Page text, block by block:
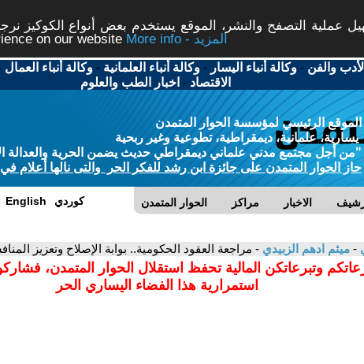
عملية التصفح والنشر، الموقع يستخدم بعض أنواع الكوكيز
on our website
More info - المزيد
والفن -وكالة أنباء اليسار -وكالة أنباء العلمانية -وكالة أنباء العمال
الاقتصاد - اخبار الطب والعلوم
الموقع الرئيسي لمؤسسة الحوار المتمدن
يسارية، علمانية، ديمقراطية، تطوعية وغير ربحية
"من أجل مجتمع مدني علماني ديمقراطي حديث يضمن الحرية والعدالة
حاز الحوار المتمدن على جائزة ابن رشد للفكر الحر والتى نالها أعلام في
الحوار المتمدن مراكز الاخبار English كوردي
- ميثم ادهم الزبيدي - مراجعة العقود الحكومية.. بوابة الإصلاح وتعزيز
وتبرعاتكن المالية تحفظ استقلال الحوار المتمدن،
استمرارية هذا الفضاء اليساري الحر